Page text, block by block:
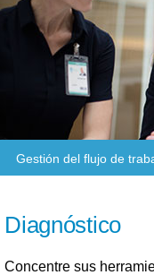
Gestión del flujo de
Diagnóstico
Concentre sus